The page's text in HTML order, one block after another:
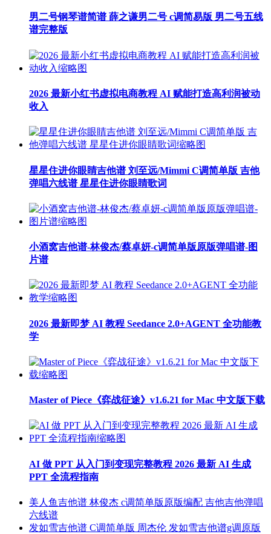
男二号钢琴谱简谱 薛之谦男二号 c调简易版 男二号五线
谱完整版
2026 最新小红书虚拟电商教程 AI 赋能打造高利润被动
收入
星星住进你眼睛吉他谱 刘至远/Mimmi C调简单版 吉他
弹唱六线谱 星星住进你眼睛歌词
小酒窝吉他谱-林俊杰/蔡卓妍-c调简单版原版弹唱谱-图
片谱
2026 最新即梦 AI 教程 Seedance 2.0+AGENT 全功能教
学
Master of Piece《弈战征途》v1.6.21 for Mac 中文版下载
AI 做 PPT 从入门到变现完整教程 2026 最新 AI 生成
PPT 全流程指南
美人鱼吉他谱 林俊杰 c调简单版原版编配 吉他吉他弹唱
六线谱
发如雪吉他谱 C调简单版 周杰伦 发如雪吉他谱g调原版